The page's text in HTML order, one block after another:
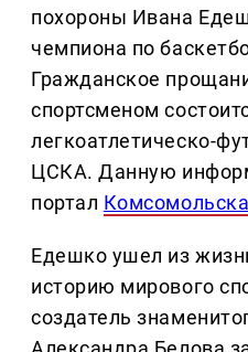
похороны Ивана
чемпиона по
Гражданское
спортсменом
легкоатлетическо-
ЦСКА. Данную
портал
Едешко ушел из
историю мирового
создатель